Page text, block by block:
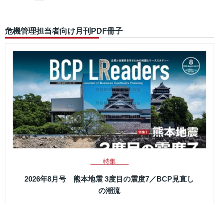
危機管理担当者向け月刊PDF冊子
特集
2026年8月号 熊本地震 3度目の震度7／BCP見直し
の潮流